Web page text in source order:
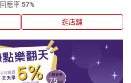
回應率57%
逛店舖